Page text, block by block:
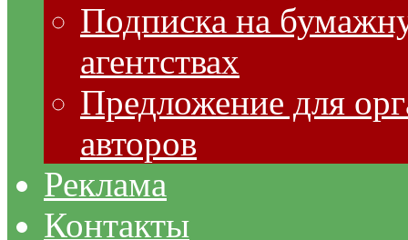
Подписка на
агентствах
Предложение для
авторов
Реклама
Контакты